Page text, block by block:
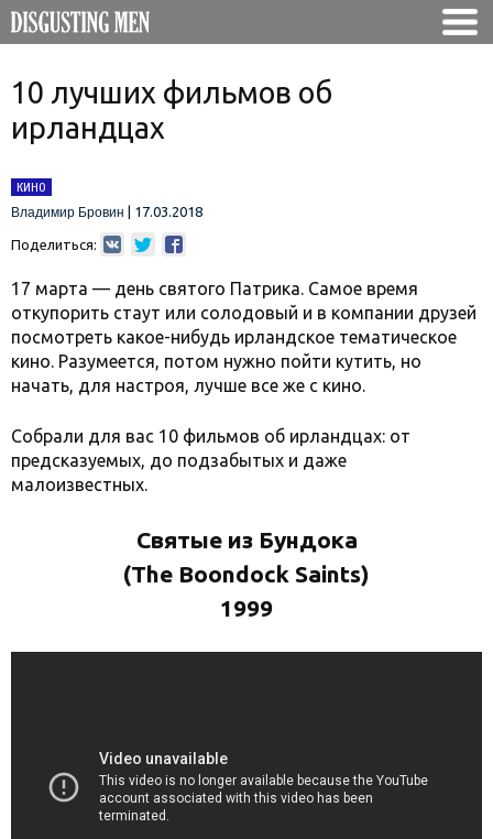
10 лучших фильмов об
ирландцах
КИНО
Владимир Бровин
17.03.2018
Поделиться:
17 марта — день святого Патрика. Самое время
откупорить стаут или солодовый и в компании друзей
посмотреть какое-нибудь ирландское тематическое
кино. Разумеется, потом нужно пойти кутить, но
начать, для настроя, лучше все же с кино.
Собрали для вас 10 фильмов об ирландцах: от
предсказуемых, до подзабытых и даже
малоизвестных.
Святые из Бундока
(The Boondock Saints)
1999